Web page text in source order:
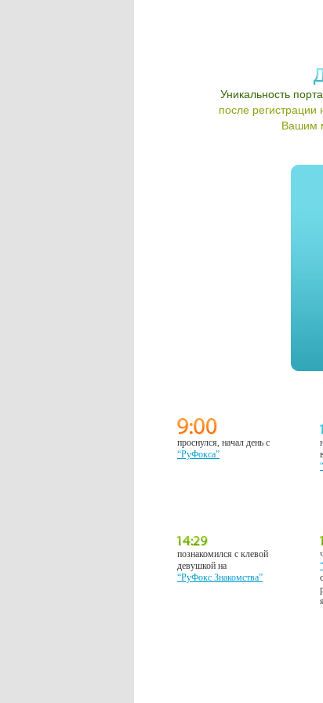
Уникальность
после регистрации
Вашим
проснулся, начал день с
“РуФокса”
познакомился с клевой
девушкой на
“РуФокс Знакомства”